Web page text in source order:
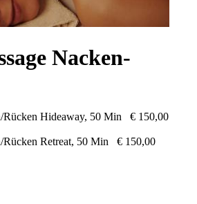
Nacken-
Rücken Hideaway, 50 Min
€ 150,00
Retreat, 50 Min
€ 150,00